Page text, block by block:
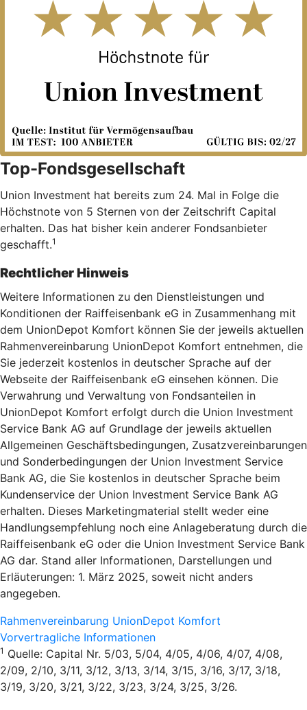
Top-Fondsgesellschaft
Union Investment hat bereits zum 24. Mal in Folge die
Höchstnote von 5 Sternen von der Zeitschrift Capital
erhalten. Das hat bisher kein anderer Fondsanbieter
geschafft.1
Rechtlicher Hinweis
Weitere Informationen zu den Dienstleistungen und
Konditionen der Raiffeisenbank eG in Zusammenhang mit
dem UnionDepot Komfort können Sie der jeweils aktuellen
Rahmenvereinbarung UnionDepot Komfort entnehmen, die
Sie jederzeit kostenlos in deutscher Sprache auf der
Webseite der Raiffeisenbank eG einsehen können. Die
Verwahrung und Verwaltung von Fondsanteilen in
UnionDepot Komfort erfolgt durch die Union Investment
Service Bank AG auf Grundlage der jeweils aktuellen
Allgemeinen Geschäftsbedingungen, Zusatzvereinbarungen
und Sonderbedingungen der Union Investment Service
Bank AG, die Sie kostenlos in deutscher Sprache beim
Kundenservice der Union Investment Service Bank AG
erhalten. Dieses Marketingmaterial stellt weder eine
Handlungsempfehlung noch eine Anlageberatung durch die
Raiffeisenbank eG oder die Union Investment Service Bank
AG dar. Stand aller Informationen, Darstellungen und
Erläuterungen: 1. März 2025, soweit nicht anders
angegeben.
Rahmenvereinbarung UnionDepot Komfort
Vorvertragliche Informationen
1 Quelle: Capital Nr. 5/03, 5/04, 4/05, 4/06, 4/07, 4/08,
2/09, 2/10, 3/11, 3/12, 3/13, 3/14, 3/15, 3/16, 3/17, 3/18,
3/19, 3/20, 3/21, 3/22, 3/23, 3/24, 3/25, 3/26.